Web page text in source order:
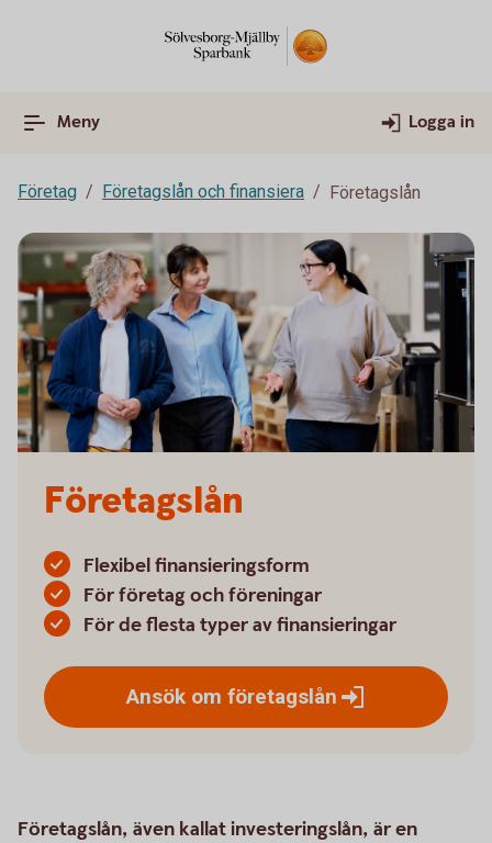
Meny Logga in
Företag Företagslån och finansiera Företagslån
Företagslån
Flexibel finansieringsform
För företag och föreningar
För de flesta typer av finansieringar
Ansök om företagslån
Företagslån, även kallat investeringslån, är en